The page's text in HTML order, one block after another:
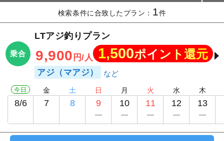
検索条件に合致したプラン： 1件
乗合
LTアジ釣りプラン
9,900 円/人 1,500ポイント還元
アジ（マアジ）
今日
8/6
金
7
土
8
日
9
月
10
火
11
水
12
木
13